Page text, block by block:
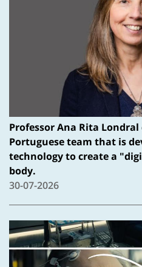
Professor Ana Rita
Portuguese team that is
technology to create a
body.
30-07-2026